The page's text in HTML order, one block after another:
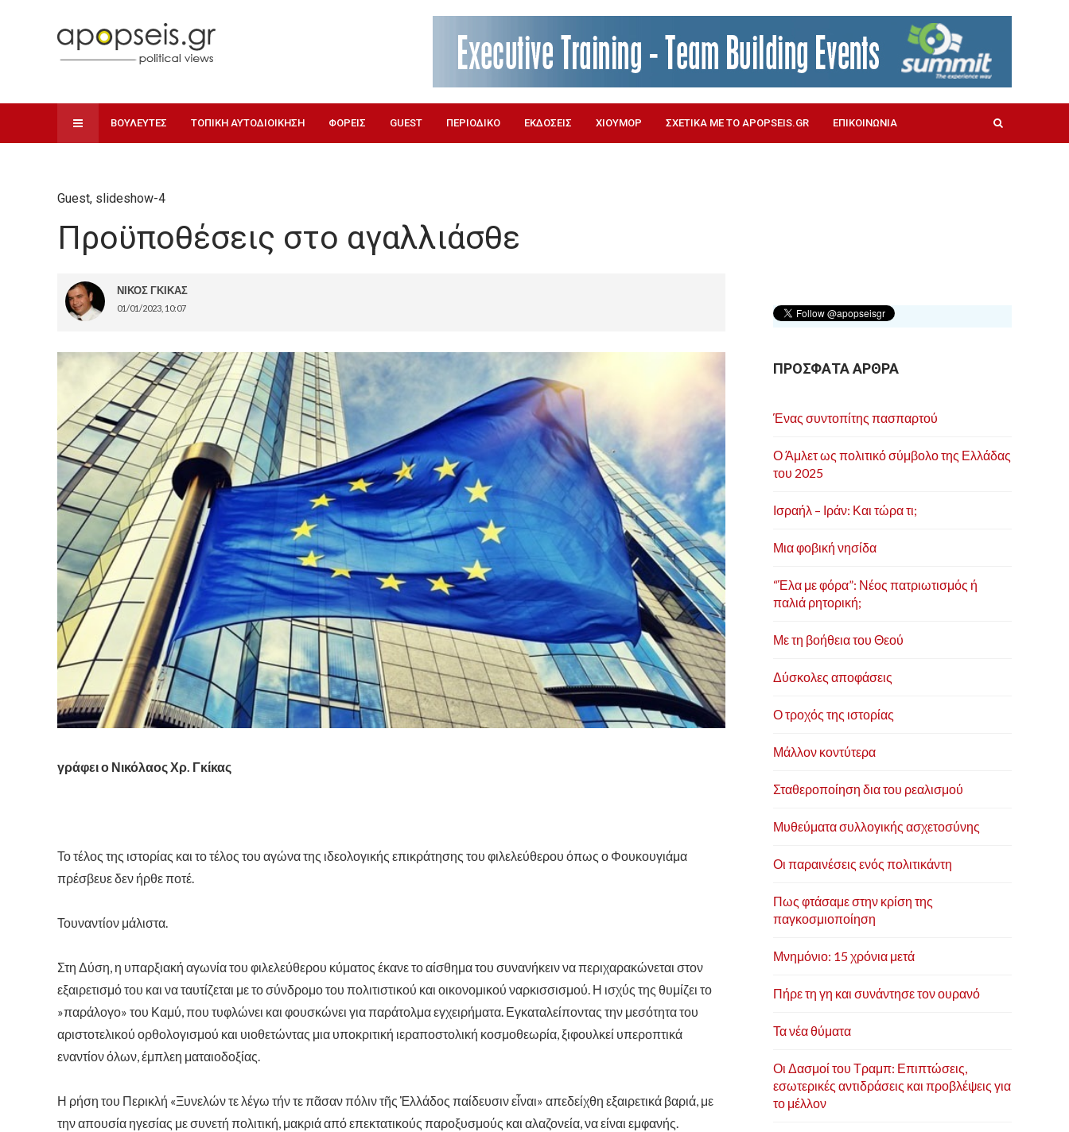
ΒΟΥΛΕΥΤΕΣ ΤΟΠΙΚΗ ΑΥΤΟΔΙΟΙΚΗΣΗ ΦΟΡΕΙΣ GUEST ΠΕΡΙΟΔΙΚΟ ΕΚΔΟΣΕΙΣ ΧΙΟΥΜΟΡ ΣΧΕΤΙΚΑ ΜΕ ΤΟ APOPSEIS.GR ΕΠΙΚΟΙΝΩΝΙΑ
Guest, slideshow-4
Προϋποθέσεις στο αγαλλιάσθε
ΝΙΚΟΣ ΓΚΙΚΑΣ
01/01/2023, 10:07
γράφει ο Νικόλαος Χρ. Γκίκας
Το τέλος της ιστορίας και το τέλος του αγώνα της ιδεολογικής επικράτησης του φιλελεύθερου όπως ο Φουκουγιάμα
πρέσβευε δεν ήρθε ποτέ.
Τουναντίον μάλιστα.
Στη Δύση, η υπαρξιακή αγωνία του φιλελεύθερου κύματος έκανε το αίσθημα του συνανήκειν να περιχαρακώνεται στον
εξαιρετισμό του και να ταυτίζεται με το σύνδρομο του πολιτιστικού και οικονομικού ναρκισσισμού. Η ισχύς της θυμίζει το
»παράλογο» του Καμύ, που τυφλώνει και φουσκώνει για παράτολμα εγχειρήματα. Εγκαταλείποντας την μεσότητα του
αριστοτελικού ορθολογισμού και υιοθετώντας μια υποκριτική ιεραποστολική κοσμοθεωρία, ξιφουλκεί υπεροπτικά
εναντίον όλων, έμπλεη ματαιοδοξίας.
Η ρήση του Περικλή «Ξυνελών τε λέγω τήν τε πᾶσαν πόλιν τῆς Ἑλλάδος παίδευσιν εἶναι» απεδείχθη εξαιρετικά βαριά, με
την απουσία ηγεσίας με συνετή πολιτική, μακριά από επεκτατικούς παροξυσμούς και αλαζονεία, να είναι εμφανής.
ΠΡΟΣΦΑΤΑ ΑΡΘΡΑ
Ένας συντοπίτης πασπαρτού
Ο Άμλετ ως πολιτικό σύμβολο της Ελλάδας
του 2025
Ισραήλ – Ιράν: Και τώρα τι;
Μια φοβική νησίδα
“Έλα με φόρα”: Νέος πατριωτισμός ή
παλιά ρητορική;
Με τη βοήθεια του Θεού
Δύσκολες αποφάσεις
Ο τροχός της ιστορίας
Μάλλον κοντύτερα
Σταθεροποίηση δια του ρεαλισμού
Μυθεύματα συλλογικής ασχετοσύνης
Οι παραινέσεις ενός πολιτικάντη
Πως φτάσαμε στην κρίση της
παγκοσμιοποίηση
Μνημόνιο: 15 χρόνια μετά
Πήρε τη γη και συνάντησε τον ουρανό
Τα νέα θύματα
Οι Δασμοί του Τραμπ: Επιπτώσεις,
εσωτερικές αντιδράσεις και προβλέψεις για
το μέλλον